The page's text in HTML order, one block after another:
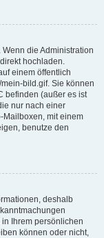
die Administration
hochladen.
einem öffentlich
bild.gif. Sie können
befinden (außer es ist
nur nach einer
Mailboxen, mit einem
benutze den
deshalb
Ihrem persönlichen
können oder nicht,